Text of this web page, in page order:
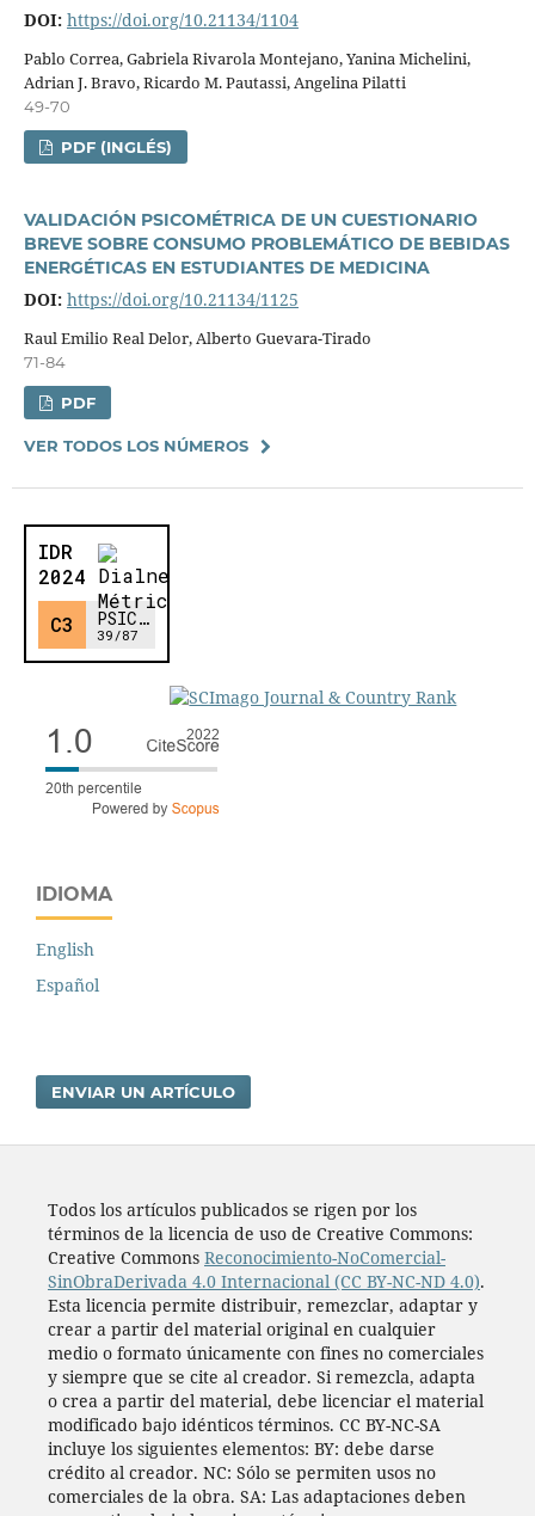
DOI: https://doi.org/10.21134/1104
Pablo Correa, Gabriela Rivarola Montejano, Yanina Michelini,
Adrian J. Bravo, Ricardo M. Pautassi, Angelina Pilatti
49-70
PDF (INGLÉS)
VALIDACIÓN PSICOMÉTRICA DE UN CUESTIONARIO
BREVE SOBRE CONSUMO PROBLEMÁTICO DE BEBIDAS
ENERGÉTICAS EN ESTUDIANTES DE MEDICINA
DOI: https://doi.org/10.21134/1125
Raul Emilio Real Delor, Alberto Guevara-Tirado
71-84
PDF
VER TODOS LOS NÚMEROS
IDIOMA
English
Español
ENVIAR UN ARTÍCULO
Todos los artí­culos publicados se rigen por los
términos de la licencia de uso de Creative Commons:
Creative Commons Reconocimiento-NoComercial-
SinObraDerivada 4.0 Internacional (CC BY-NC-ND 4.0).
Esta licencia permite distribuir, remezclar, adaptar y
crear a partir del material original en cualquier
medio o formato únicamente con fines no comerciales
y siempre que se cite al creador. Si remezcla, adapta
o crea a partir del material, debe licenciar el material
modificado bajo idénticos términos. CC BY-NC-SA
incluye los siguientes elementos: BY: debe darse
crédito al creador. NC: Sólo se permiten usos no
comerciales de la obra. SA: Las adaptaciones deben